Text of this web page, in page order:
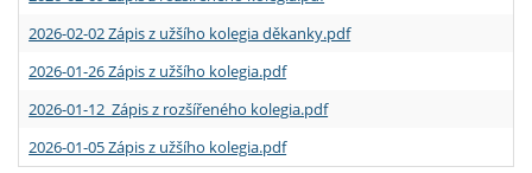
2026-02-02 Zápis z užšího kolegia děkanky.pdf
2026-01-26 Zápis z užšího kolegia.pdf
2026-01-12 Zápis z rozšířeného kolegia.pdf
2026-01-05 Zápis z užšího kolegia.pdf